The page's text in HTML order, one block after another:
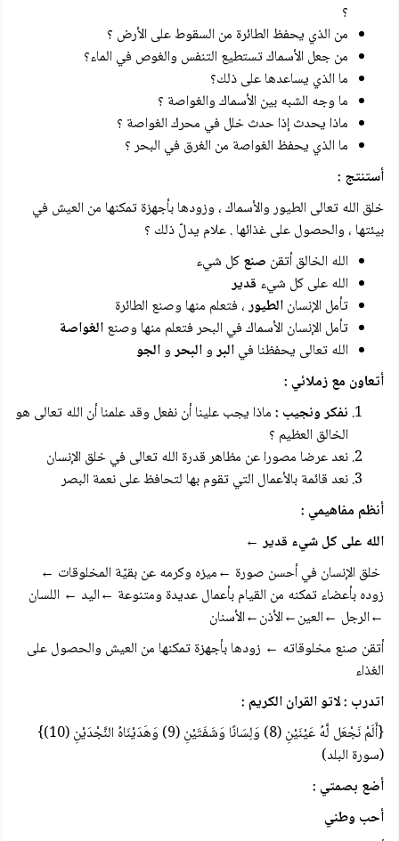
؟
من الذي يحفظ الطائرة من السقوط على الأرض ؟
من جعل الأسماك تستطيع التنفس والغوص في الماء؟
ما الذي يساعدها على ذلك؟
ما وجه الشبه بين الأسماك والغواصة ؟
ماذا يحدث إذا حدث خلل في محرك الغواصة ؟
ما الذي يحفظ الغواصة من الغرق في البحر ؟
أستنتج :
خلق الله تعالى الطيور والأسماك ، وزودها بأجهزة تمكنها من العيش في
بيئتها ، والحصول على غذائها . علام يدلّ ذلك ؟
الله الخالق أتقن صنعكل شيء
الله على كل شيء قدير
تأمل الإنسانالطيور، فتعلم منها وصنع الطائرة
تأمل الإنسان الأسماك في البحر فتعلم منها وصنعالغواصة
الله تعالى يحفظنا فيالبروالبحروالجو
أتعاون مع زملائي :
نفكر ونجيب :ماذا يجب علينا أن نفعل وقد علمنا أن الله تعالى هو
الخالق العظيم ؟
نعد عرضا مصورا عن مظاهر قدرة الله تعالى في خلق الإنسان
نعد قائمة بالأعمال التي تقوم بها لتحافظ على نعمة البصر
أنظم مفاهيمي :
الله على كل شيء قدير ←
خلق الإنسان في أحسن صورة ←ميزه وكرمه عن بقيّة المخلوقات ←
زوده بأعضاء تمكنه من القيام بأعمال عديدة ومتنوعة ←اليد ← اللسان
←الرجل ←العين←الأذن←الأسنان
أتقن صنع مخلوقاته ← زودها بأجهزة تمكنها من العيش والحصول على
الغذاء
اتدرب : لاتو القران الكريم :
{‏‏أَلَمْ نَجْعَل لَّهُ عَيْنَيْنِ (8) وَلِسَانًا وَشَفَتَيْنِ (9) وَهَدَيْنَاهُ النَّجْدَيْنِ (10)}
(سورة البلد)
أضع بصمتي :
أحب وطني